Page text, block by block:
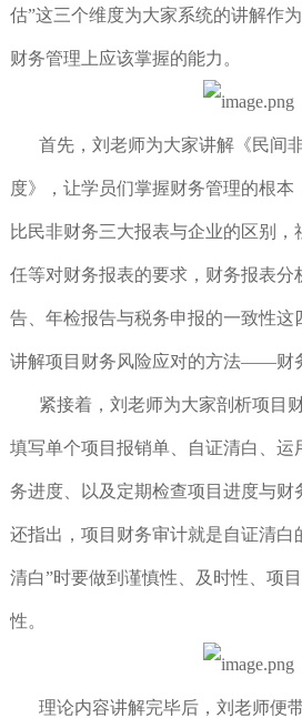
估”这三个维度为大家系统的讲解作
财务管理上应该掌握的能力。
首先，刘老师为大家讲解《民间
度》，让学员们掌握财务管理的根
比民非财务三大报表与企业的区别
任等对财务报表的要求，财务报表分
告、年检报告与税务申报的一致性这
讲解项目财务风险应对的方法——财
紧接着，刘老师为大家剖析项
填写单个项目报销单、自证清白、运
务进度、以及定期检查项目进度与财
还指出，项目财务审计就是自证清白
清白”时要做到谨慎性、及时性、项
性。
理论内容讲解完毕后，刘老师便